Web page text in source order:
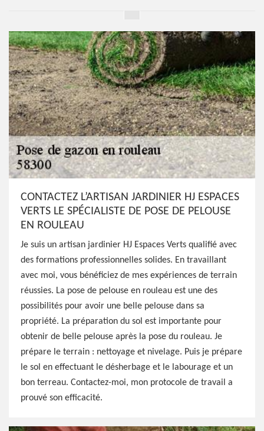
CONTACTEZ L’ARTISAN JARDINIER HJ ESPACES
VERTS LE SPÉCIALISTE DE POSE DE PELOUSE
EN ROULEAU
Je suis un artisan jardinier HJ Espaces Verts qualifié avec
des formations professionnelles solides. En travaillant
avec moi, vous bénéficiez de mes expériences de terrain
réussies. La pose de pelouse en rouleau est une des
possibilités pour avoir une belle pelouse dans sa
propriété. La préparation du sol est importante pour
obtenir de belle pelouse après la pose du rouleau. Je
prépare le terrain : nettoyage et nivelage. Puis je prépare
le sol en effectuant le désherbage et le labourage et un
bon terreau. Contactez-moi, mon protocole de travail a
prouvé son efficacité.